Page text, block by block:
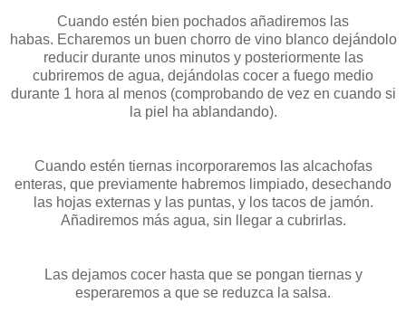
Cuando estén bien pochados añadiremos las
habas. Echaremos un buen chorro de vino blanco dejándolo
reducir durante unos minutos y posteriormente las
cubriremos de agua, dejándolas cocer a fuego medio
durante 1 hora al menos (comprobando de vez en cuando si
la piel ha ablandando).
Cuando estén tiernas incorporaremos las alcachofas
enteras, que previamente habremos limpiado, desechando
las hojas externas y las puntas, y los tacos de jamón.
Añadiremos más agua, sin llegar a cubrirlas.
Las dejamos cocer hasta que se pongan tiernas y
esperaremos a que se reduzca la salsa.